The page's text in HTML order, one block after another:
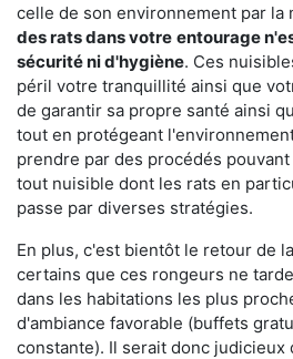
celle de son environnement par la
des rats dans votre entourage
sécurité ni d'hygiène. Ces
péril votre tranquillité ainsi que
de garantir sa propre santé ainsi
tout en protégeant
prendre par des procédés
tout nuisible dont les rats en
passe par diverses stratégies.
En plus, c'est bientôt le retour de
certains que ces rongeurs ne
dans les habitations les plus
d'ambiance favorable (buffets
constante). Il serait donc judicieux